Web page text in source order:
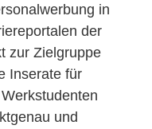
in
der
zur Zielgruppe
Inserate für
und